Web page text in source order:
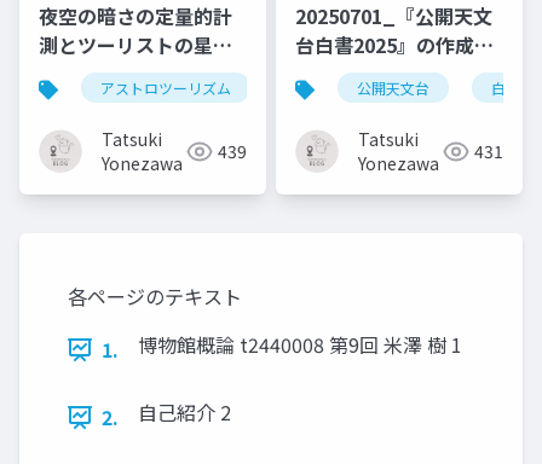
夜空の暗さの定量的計
測とツーリストの星空
評価の比較分析~ みさ
と天文台における予備
調査と今後の展望 ~
アストロツーリズム 星空評価 夜空の明るさ
Tatsuki
Yonezawa
439
20250701_『公開天文
台白書2025』の作成過
程と調査協力のお願い
について
公開天文台 白書
Tatsuki
Yonezawa
431
各ページのテキスト
1.
博物館概論 t2440008 第9回 米澤 樹 1
2. 自己紹介 2